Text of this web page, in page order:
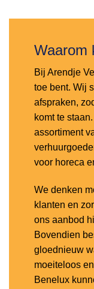
Waarom
Bij Arendje
toe bent. Wij
afspraken,
komt te
assortiment
voor horeca
We denken
klanten en
ons aanbod
Bovendien
gloednieuw
moeiteloos
Benelux